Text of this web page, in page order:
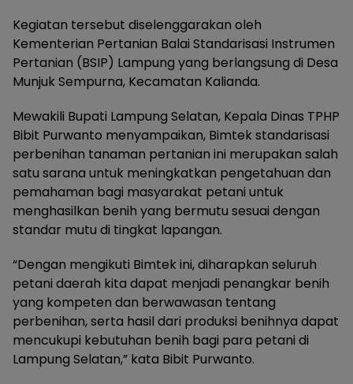
Kegiatan tersebut diselenggarakan oleh
Kementerian Pertanian Balai Standarisasi Instrumen
Pertanian (BSIP) Lampung yang berlangsung di Desa
Munjuk Sempurna, Kecamatan Kalianda.
Mewakili Bupati Lampung Selatan, Kepala Dinas TPHP
Bibit Purwanto menyampaikan, Bimtek standarisasi
perbenihan tanaman pertanian ini merupakan salah
satu sarana untuk meningkatkan pengetahuan dan
pemahaman bagi masyarakat petani untuk
menghasilkan benih yang bermutu sesuai dengan
standar mutu di tingkat lapangan.
“Dengan mengikuti Bimtek ini, diharapkan seluruh
petani daerah kita dapat menjadi penangkar benih
yang kompeten dan berwawasan tentang
perbenihan, serta hasil dari produksi benihnya dapat
mencukupi kebutuhan benih bagi para petani di
Lampung Selatan,” kata Bibit Purwanto.